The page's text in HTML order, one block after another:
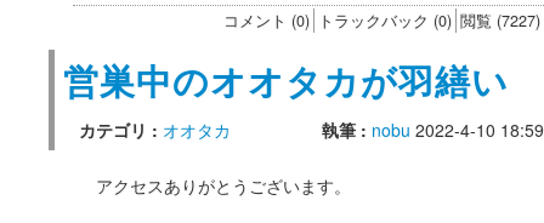
コメント (0) トラックバック (0) 閲覧 (7227)
営巣中のオオタカが羽繕い
カテゴリ : オオタカ 執筆 : nobu 2022-4-10 18:59
アクセスありがとうございます。